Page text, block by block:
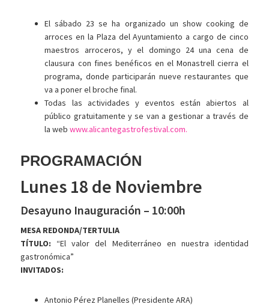
El sábado 23 se ha organizado un show cooking de
arroces en la Plaza del Ayuntamiento a cargo de cinco
maestros arroceros, y el domingo 24 una cena de
clausura con fines benéficos en el Monastrell cierra el
programa, donde participarán nueve restaurantes que
va a poner el broche final.
Todas las actividades y eventos están abiertos al
público gratuitamente y se van a gestionar a través de
la webwww.alicantegastrofestival.com.
PROGRAMACIÓN
Lunes 18 de Noviembre
Desayuno Inauguración – 10:00h
MESA REDONDA/TERTULIA
TÍTULO: “El valor del Mediterráneo en nuestra identidad
gastronómica”
INVITADOS:
Antonio Pérez Planelles (Presidente ARA)